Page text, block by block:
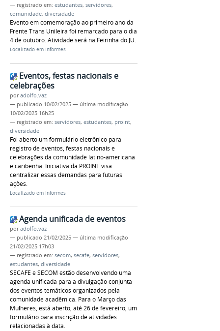
— registrado em: estudantes, servidores,
comunidade, diversidade
Evento em comemoração ao primeiro ano da
Frente Trans Unileira foi remarcado para o dia
4 de outubro. Atividade será na Feirinha do JU.
Localizado em Informes
Eventos, festas nacionais e
celebrações
poradolfo.vaz
— publicado 10/02/2025 — última modificação
10/02/2025 16h25
— registrado em: servidores, estudantes, proint,
diversidade
Foi aberto um formulário eletrônico para
registro de eventos, festas nacionais e
celebrações da comunidade latino-americana
e caribenha. Iniciativa da PROINT visa
centralizar essas demandas para futuras
ações.
Localizado em Informes
Agenda unificada de eventos
poradolfo.vaz
— publicado 21/02/2025 — última modificação
21/02/2025 17h03
— registrado em: secom, secafe, servidores,
estudantes, diversidade
SECAFE e SECOM estão desenvolvendo uma
agenda unificada para a divulgação conjunta
dos eventos temáticos organizados pela
comunidade acadêmica. Para o Março das
Mulheres, está aberto, até 26 de fevereiro, um
formulário para inscrição de atividades
relacionadas à data.